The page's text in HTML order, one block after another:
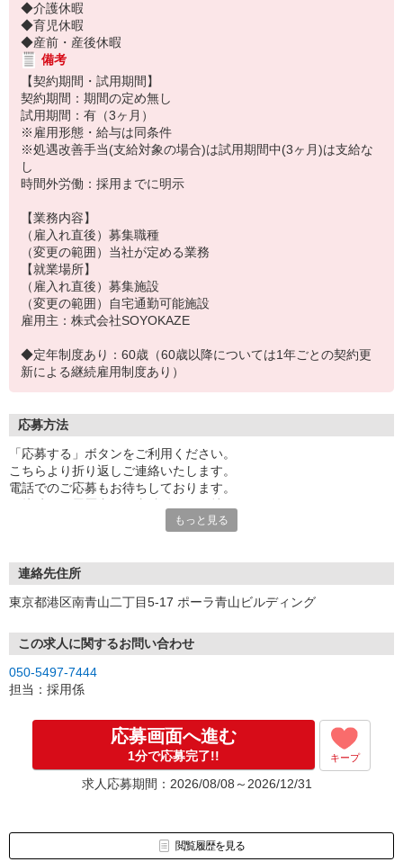
◆介護休暇
◆育児休暇
◆産前・産後休暇
備考
【契約期間・試用期間】
契約期間：期間の定め無し
試用期間：有（3ヶ月）
※雇用形態・給与は同条件
※処遇改善手当(支給対象の場合)は試用期間中(3ヶ月)は支給な
し
時間外労働：採用までに明示
【業務内容】
（雇入れ直後）募集職種
（変更の範囲）当社が定める業務
【就業場所】
（雇入れ直後）募集施設
（変更の範囲）自宅通勤可能施設
雇用主：株式会社SOYOKAZE
◆定年制度あり：60歳（60歳以降については1年ごとの契約更
新による継続雇用制度あり）
応募方法
「応募する」ボタンをご利用ください。
こちらより折り返しご連絡いたします。
電話でのご応募もお待ちしております。
面接時には履歴書（写真貼付）をお持ちください。
※お電話でのお問い合わせは、光IP電話、及びIP電話からはご利用
もっと見る
連絡先住所
東京都港区南青山二丁目5-17 ポーラ青山ビルディング
この求人に関するお問い合わせ
050-5497-7444
担当：採用係
応募画面へ進む
1分で応募完了!! キープ
求人応募期間：2026/08/08～2026/12/31
閲覧履歴を見る